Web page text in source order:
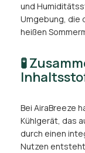
und
Umgebung, die
heißen
🧪
Bei AiraBreeze
Kühlgerät, das
durch einen
Nutzen